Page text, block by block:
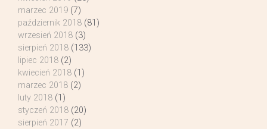
marzec 2019 (7)
październik 2018 (81)
wrzesień 2018 (3)
sierpień 2018 (133)
lipiec 2018 (2)
kwiecień 2018 (1)
marzec 2018 (2)
luty 2018 (1)
styczeń 2018 (20)
sierpień 2017 (2)